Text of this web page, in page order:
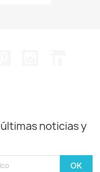
noticias y